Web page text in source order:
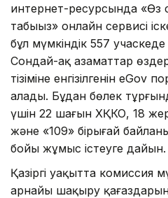
интернет-ресурсында «Өз
табыңыз» онлайн сервисі
бұл мүмкіндік 557
Сондай-ақ азаматтар
тізіміне енгізілгенін
алады. Бұдан бөлек
үшін 22 шағын ХҚКО, 18
және «109» бірыңғай
бойы жұмыс істеуге дайын.
Қазіргі уақытта комиссия
арнайы шақыру